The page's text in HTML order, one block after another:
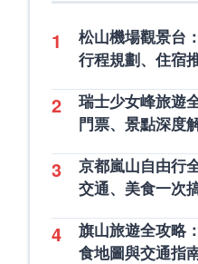
1
松山機場觀景台
行程規劃、住宿
2
瑞士少女峰旅遊
門票、景點深度
3
京都嵐山自由行
交通、美食一次
4
旗山旅遊全攻略
食地圖與交通指